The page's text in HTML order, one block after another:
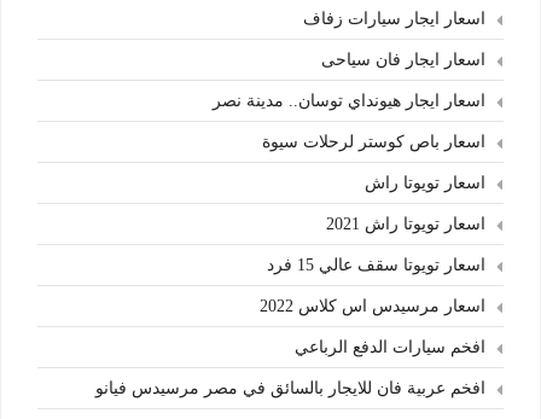
اسعار ايجار سيارات زفاف
اسعار ايجار فان سياحى
اسعار ايجار هيونداي توسان.. مدينة نصر
اسعار باص كوستر لرحلات سيوة
اسعار تويوتا راش
اسعار تويوتا راش 2021
اسعار تويوتا سقف عالي 15 فرد
اسعار مرسيدس اس كلاس 2022
افخم سيارات الدفع الرباعي
افخم عربية فان للايجار بالسائق في مصر مرسيدس فيانو